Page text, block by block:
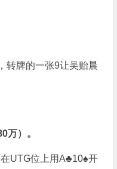
转牌的一张9让吴贻晨
万）。
UTG位上用A♣10♠开